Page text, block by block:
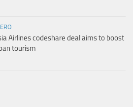
Airlines codeshare deal aims to boost
tourism